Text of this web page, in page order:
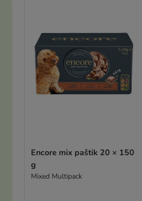
Encore mix paštik 20 × 150
g
Mixed Multipack